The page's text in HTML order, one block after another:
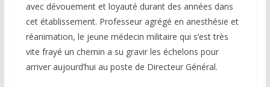
avec dévouement et loyauté durant des années dans
cet établissement. Professeur agrégé en anesthésie et
réanimation, le jeune médecin militaire qui s’est très
vite frayé un chemin a su gravir les échelons pour
arriver aujourd’hui au poste de Directeur Général.